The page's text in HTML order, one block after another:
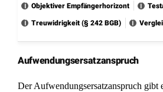
Objektiver Empfängerhorizont
Treuwidrigkeit (§ 242 BGB)
Aufwendungsersatzanspruch
Der Aufwendungsersatzanspruch gibt